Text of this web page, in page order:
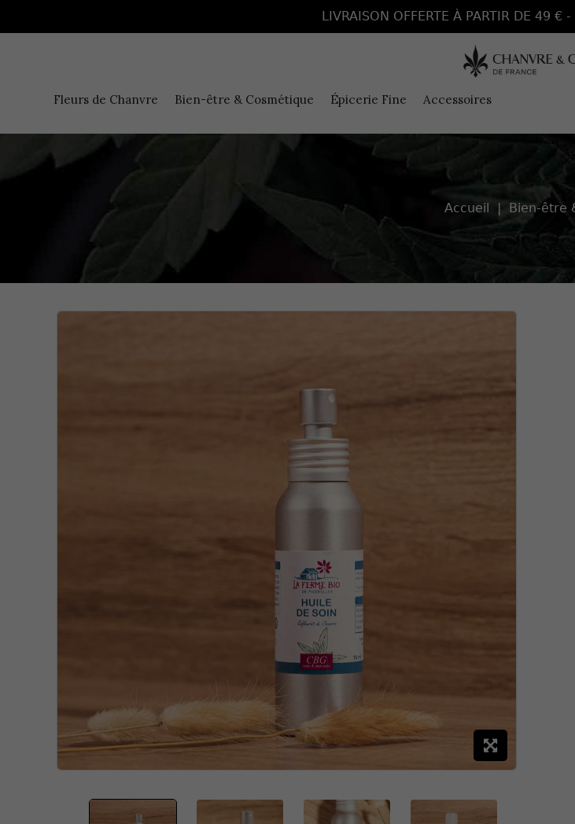
LIVRAISON OFFERTE À PARTIR DE 49 €
Fleurs de Chanvre Bien-être & Cosmétique Épicerie Fine Accessoires
Accueil Bien-être